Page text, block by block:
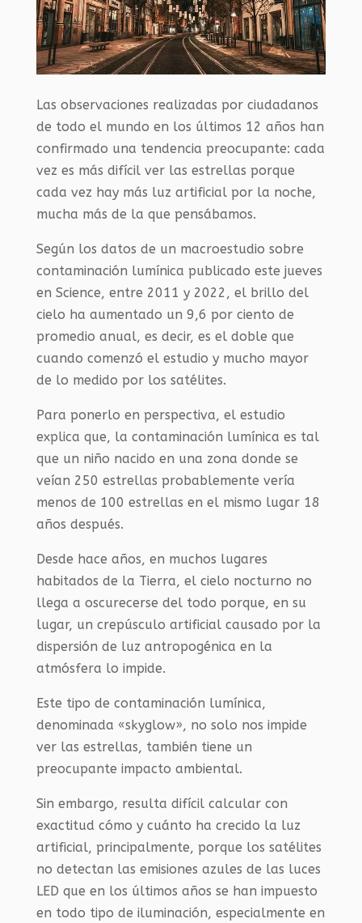
Las observaciones realizadas por ciudadanos
de todo el mundo en los últimos 12 años han
confirmado una tendencia preocupante: cada
vez es más difícil ver las estrellas porque
cada vez hay más luz artificial por la noche,
mucha más de la que pensábamos.
Según los datos de un macroestudio sobre
contaminación lumínica publicado este jueves
en Science, entre 2011 y 2022, el brillo del
cielo ha aumentado un 9,6 por ciento de
promedio anual, es decir, es el doble que
cuando comenzó el estudio y mucho mayor
de lo medido por los satélites.
Para ponerlo en perspectiva, el estudio
explica que, la contaminación lumínica es tal
que un niño nacido en una zona donde se
veían 250 estrellas probablemente vería
menos de 100 estrellas en el mismo lugar 18
años después.
Desde hace años, en muchos lugares
habitados de la Tierra, el cielo nocturno no
llega a oscurecerse del todo porque, en su
lugar, un crepúsculo artificial causado por la
dispersión de luz antropogénica en la
atmósfera lo impide.
Este tipo de contaminación lumínica,
denominada «skyglow», no solo nos impide
ver las estrellas, también tiene un
preocupante impacto ambiental.
Sin embargo, resulta difícil calcular con
exactitud cómo y cuánto ha crecido la luz
artificial, principalmente, porque los satélites
no detectan las emisiones azules de las luces
LED que en los últimos años se han impuesto
en todo tipo de iluminación, especialmente en